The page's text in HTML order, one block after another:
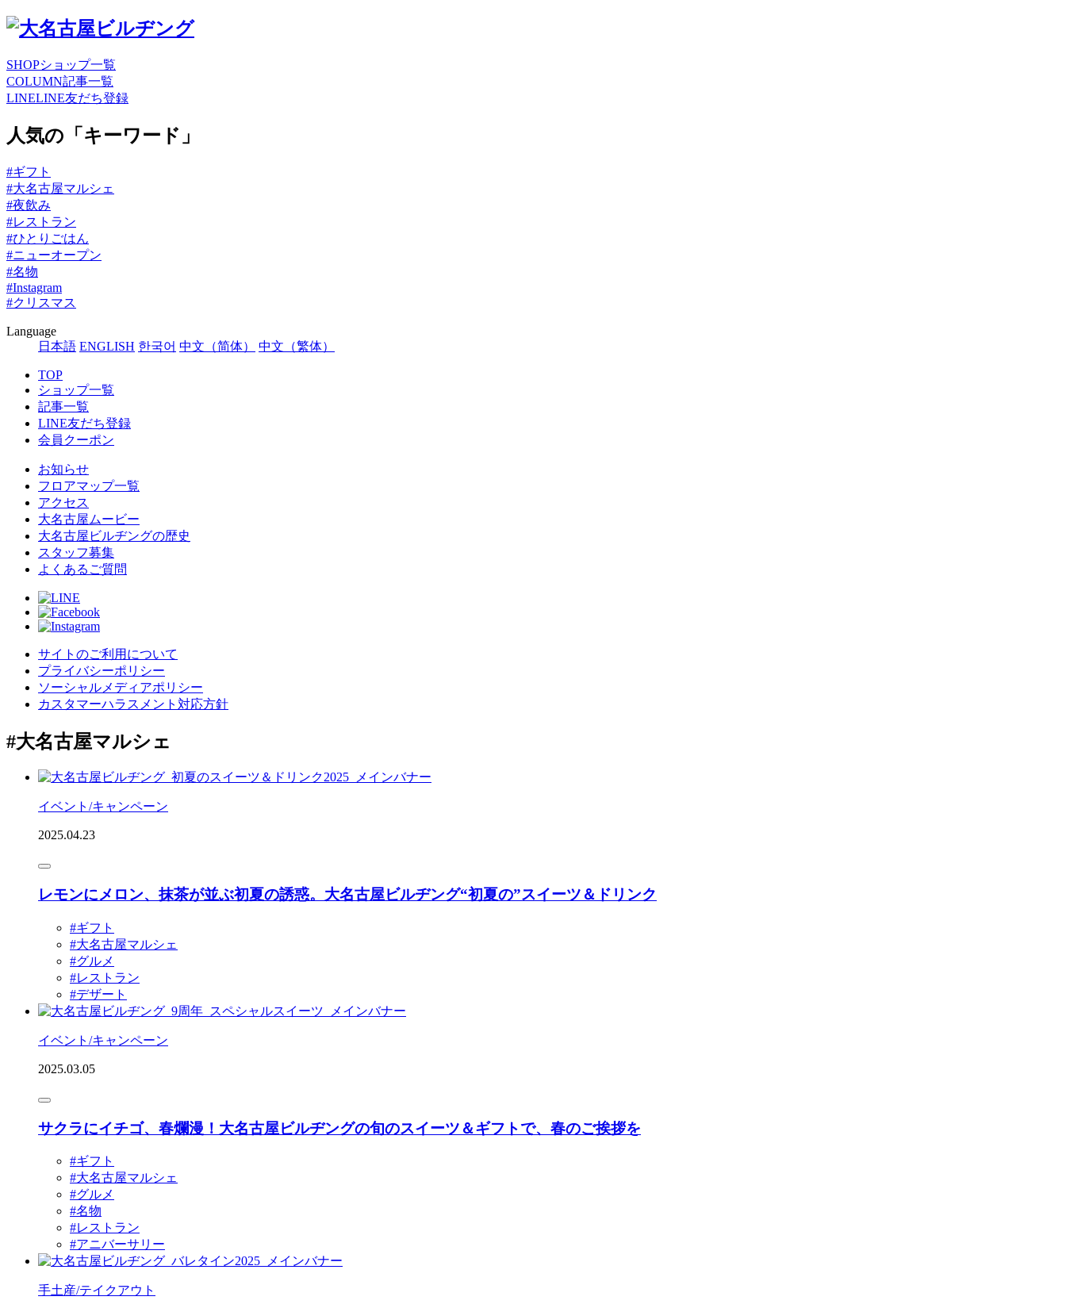
SHOPショップ一覧
COLUMN記事一覧
LINELINE友だち登録
人気の「キーワード」
#ギフト
#大名古屋マルシェ
#夜飲み
#レストラン
#ひとりごはん
#ニューオープン
#名物
#Instagram
#クリスマス
Language
日本語 ENGLISH 한국어 中文（简体） 中文（繁体）
TOP
ショップ一覧
記事一覧
LINE友だち登録
会員クーポン
お知らせ
フロアマップ一覧
アクセス
大名古屋ムービー
大名古屋ビルヂングの歴史
スタッフ募集
よくあるご質問
サイトのご利用について
プライバシーポリシー
ソーシャルメディアポリシー
カスタマーハラスメント対応方針
#大名古屋マルシェ
イベント/キャンペーン
2025.04.23
レモンにメロン、抹茶が並ぶ初夏の誘惑。大名古屋ビルヂング“初夏の”スイーツ＆ドリンク
#ギフト
#大名古屋マルシェ
#グルメ
#レストラン
#デザート
イベント/キャンペーン
2025.03.05
サクラにイチゴ、春爛漫！大名古屋ビルヂングの旬のスイーツ＆ギフトで、春のご挨拶を
#ギフト
#大名古屋マルシェ
#グルメ
#名物
#レストラン
#アニバーサリー
手土産/テイクアウト